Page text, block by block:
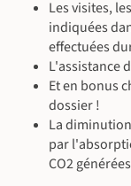
Les visites,
indiquées
effectuées
L'assistance
Et en bonus
dossier !
La
par
CO2